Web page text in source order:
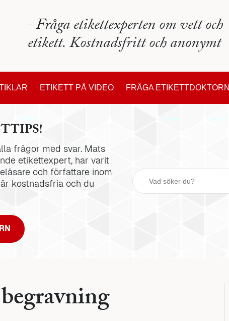
- Fråga etikettexperten om vett och
etikett. Kostnadsfritt och anonymt
ETIKETT PÅ VIDEO FRÅGA ETIKETTDOKTORN
frågor med svar. Mats
etikettexpert, har varit
och författare inom
kostnadsfria och du